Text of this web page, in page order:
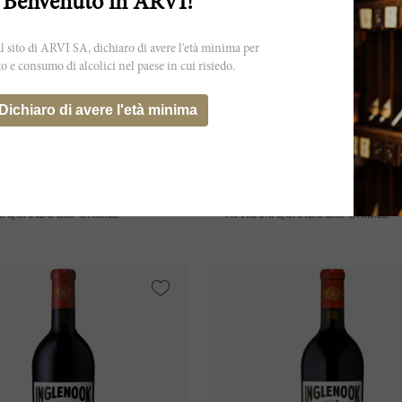
sito di ARVI SA, dichiaro di avere l'età minima per
e consumo di alcolici nel paese in cui risiedo.
Dichiaro di avere l'età minima